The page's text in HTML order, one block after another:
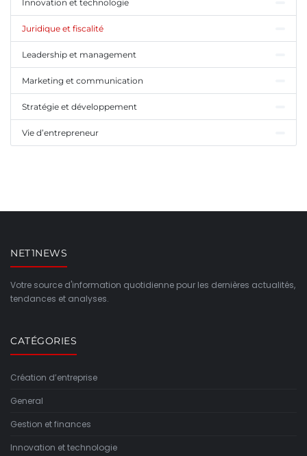
Innovation et technologie
Juridique et fiscalité
Leadership et management
Marketing et communication
Stratégie et développement
Vie d’entrepreneur
NET1NEWS
Votre source d'information quotidienne pour les dernières actualités,
tendances et analyses.
CATÉGORIES
Création d’entreprise
General
Gestion et finances
Innovation et technologie